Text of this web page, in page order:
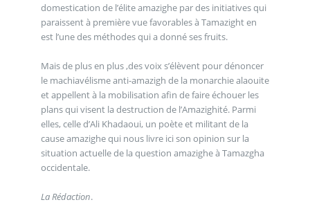
domestication de l’élite amazighe par des initiatives qui
paraissent à première vue favorables à Tamazight en
est l’une des méthodes qui a donné ses fruits.
Mais de plus en plus ,des voix s’élèvent pour dénoncer
le machiavélisme anti-amazigh de la monarchie alaouite
et appellent à la mobilisation afin de faire échouer les
plans qui visent la destruction de l’Amazighité. Parmi
elles, celle d’Ali Khadaoui, un poète et militant de la
cause amazighe qui nous livre ici son opinion sur la
situation actuelle de la question amazighe à Tamazgha
occidentale.
La Rédaction.